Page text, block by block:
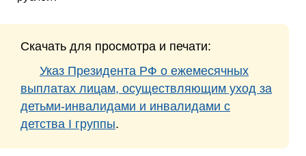
Скачать для просмотра и печати:
Указ Президента РФ о ежемесячных
выплатах лицам, осуществляющим уход за
детьми-инвалидами и инвалидами с
детства I группы.